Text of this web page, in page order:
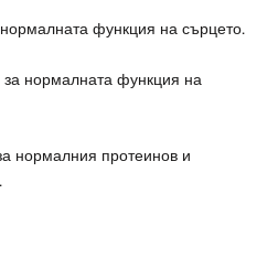
функция на сърцето.
нормалната функция на
нормалния протеинов и